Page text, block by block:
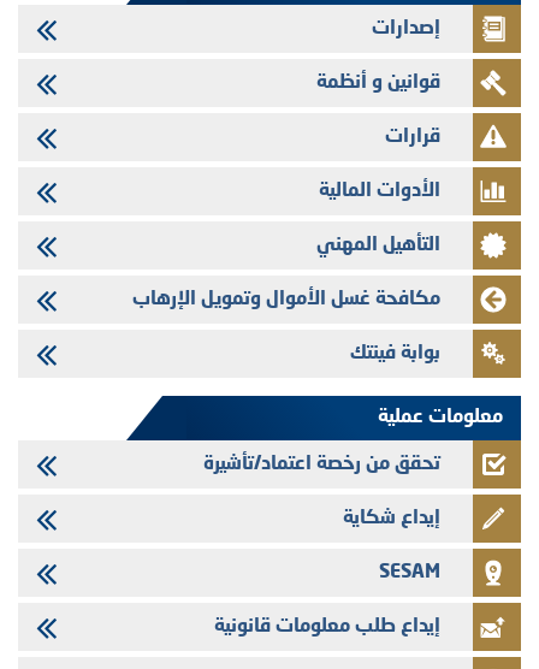
29/07/2026
وفابايل - التحيين السنوي لملف المعلومات المتعلق ببرنامج إصدار سندات
شركات التمويل
29/07/2026
تهنئة بمناسبة عيد العرش المجيد
29/07/2026
تنشر الهيئة المغربية لسوق الرساميل العدد الرابع عشر من مجلة سوق الرساميل
28/07/2026
Med Paper - تجاوز حد المساهمة 5%
24/07/2026
Saham Leasing - التحيين السنوي لملف المعلومات المتعلق ببرنامج إصدار
إصدارات
قوانين و أنظمة
قرارات
الأدوات المالية
التأهيل المهني
مكافحة غسل الأموال وتمويل الإرهاب
بوابة فينتك
معلومات عملية
تحقق من رخصة اعتماد/تأشيرة
إيداع شكاية
SESAM
إيداع طلب معلومات قانونية